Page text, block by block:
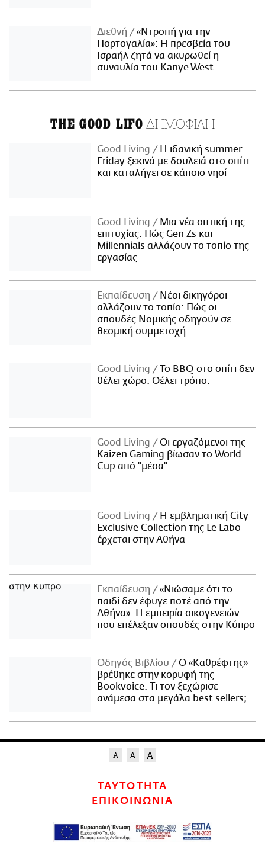
Διεθνή
«Ντροπή για την
Πορτογαλία»: Η πρεσβεία του
Ισραήλ ζητά να ακυρωθεί η
συναυλία του Kanye West
THE GOOD LIFO ΔΗΜΟΦΙΛΗ
Good Living
Η ιδανική summer
Friday ξεκινά με δουλειά στο σπίτι
και καταλήγει σε κάποιο νησί
Good Living
Μια νέα οπτική της
επιτυχίας: Πώς Gen Zs και
Millennials αλλάζουν το τοπίο της
εργασίας
Εκπαίδευση
Νέοι δικηγόροι
αλλάζουν το τοπίο: Πώς οι
σπουδές Νομικής οδηγούν σε
θεσμική συμμετοχή
Good Living
Το BBQ στο σπίτι δεν
θέλει χώρο. Θέλει τρόπο.
Good Living
Οι εργαζόμενοι της
Kaizen Gaming βίωσαν το World
Cup από "μέσα"
Good Living
Η εμβληματική City
Exclusive Collection της Le Labo
έρχεται στην Αθήνα
Εκπαίδευση
«Νιώσαμε ότι το
παιδί δεν έφυγε ποτέ από την
Αθήνα»: Η εμπειρία οικογενειών
που επέλεξαν σπουδές στην Κύπρο
Οδηγός Βιβλίου
Ο «Καθρέφτης»
βρέθηκε στην κορυφή της
Bookvoice. Τι τον ξεχώρισε
ανάμεσα στα μεγάλα best sellers;
ΤΑΥΤΟΤΗΤΑ
ΕΠΙΚΟΙΝΩΝΙΑ